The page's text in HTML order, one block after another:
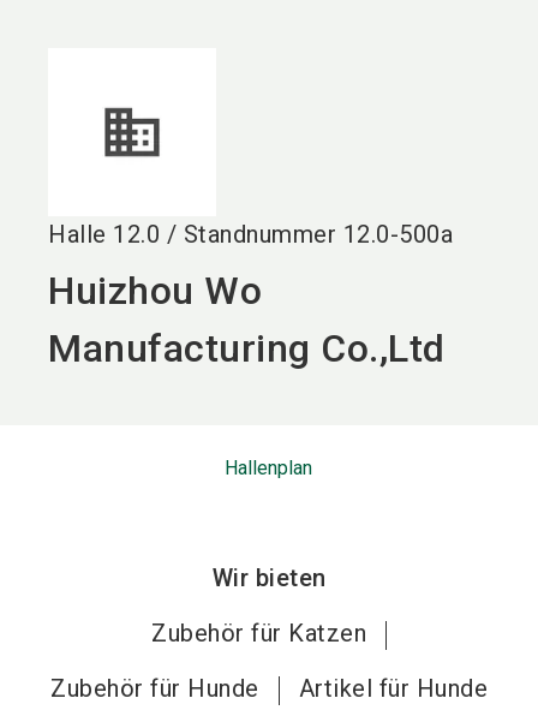
Halle 12.0 / Standnummer 12.0-500a
Huizhou Wo
Manufacturing Co.,Ltd
Hallenplan
Wir bieten
Zubehör für Katzen
Zubehör für Hunde
Artikel für Hunde